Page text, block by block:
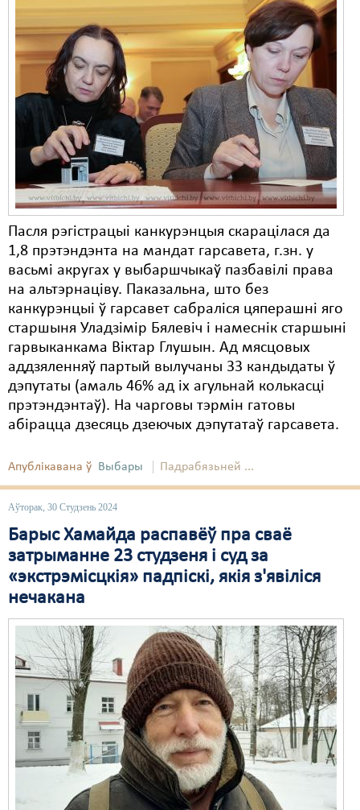
Пасля рэгістрацыі канкурэнцыя скарацілася да
1,8 прэтэндэнта на мандат гарсавета, г.зн. у
васьмі акругах у выбаршчыкаў пазбавілі права
на альтэрнаціву. Паказальна, што без
канкурэнцыі ў гарсавет сабраліся цяперашні яго
старшыня Уладзімір Бялевіч і намеснік старшыні
гарвыканкама Віктар Глушын. Ад мясцовых
аддзяленняў партый вылучаны 33 кандыдаты ў
дэпутаты (амаль 46% ад іх агульнай колькасці
прэтэндэнтаў). На чарговы тэрмін гатовы
абірацца дзесяць дзеючых дэпутатаў гарсавета.
Апублікавана ў Выбары Падрабязьней ...
Аўторак, 30 Студзень 2024
Барыс Хамайда распавёў пра сваё
затрыманне 23 студзеня і суд за
«экстрэмісцкія» падпіскі, якія з'явіліся
нечакана
Суд
Сьмяротнае пакараньне
Экалёгія
Правы працоўных
Сацыяльныя правы